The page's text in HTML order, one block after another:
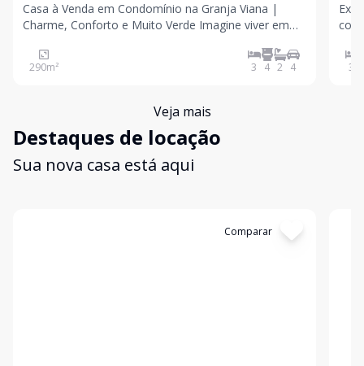
Casa à Venda em Condomínio na Granja Viana |
Charme, Conforto e Muito Verde Imagine viver em
pelo contato permanente com a natureza, em um
dos condomínios mais desejados da Granja Viana. O
290m² 3 4 2 4
com
3
Veja mais
Destaques de locação
Sua nova casa está aqui
Comparar